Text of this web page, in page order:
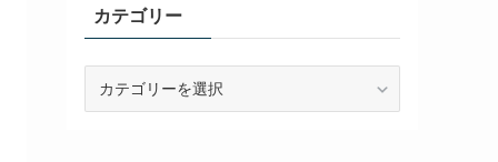
カテゴリー